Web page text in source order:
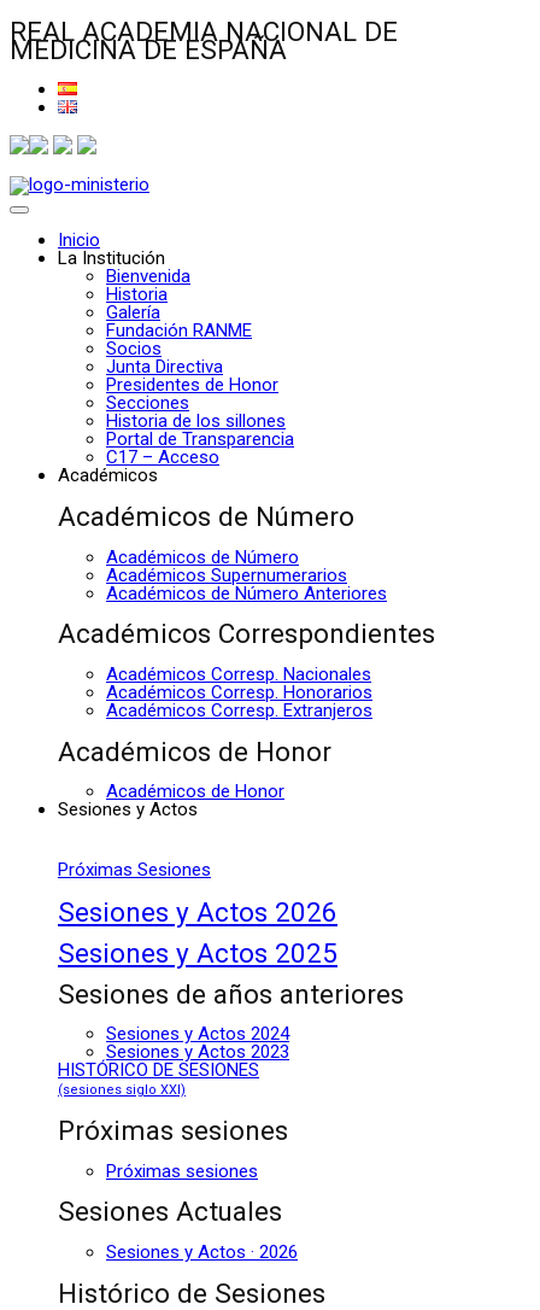
REAL ACADEMIA NACIONAL DE
MEDICINA DE ESPAÑA
Inicio
La Institución
Bienvenida
Historia
Galería
Fundación RANME
Socios
Junta Directiva
Presidentes de Honor
Secciones
Historia de los sillones
Portal de Transparencia
C17 – Acceso
Académicos
Académicos de Número
Académicos de Número
Académicos Supernumerarios
Académicos de Número Anteriores
Académicos Correspondientes
Académicos Corresp. Nacionales
Académicos Corresp. Honorarios
Académicos Corresp. Extranjeros
Académicos de Honor
Académicos de Honor
Sesiones y Actos
Próximas Sesiones
Sesiones y Actos 2026
Sesiones y Actos 2025
Sesiones de años anteriores
Sesiones y Actos 2024
Sesiones y Actos 2023
HISTÓRICO DE SESIONES
(sesiones siglo XXI)
Próximas sesiones
Próximas sesiones
Sesiones Actuales
Sesiones y Actos · 2026
Histórico de Sesiones